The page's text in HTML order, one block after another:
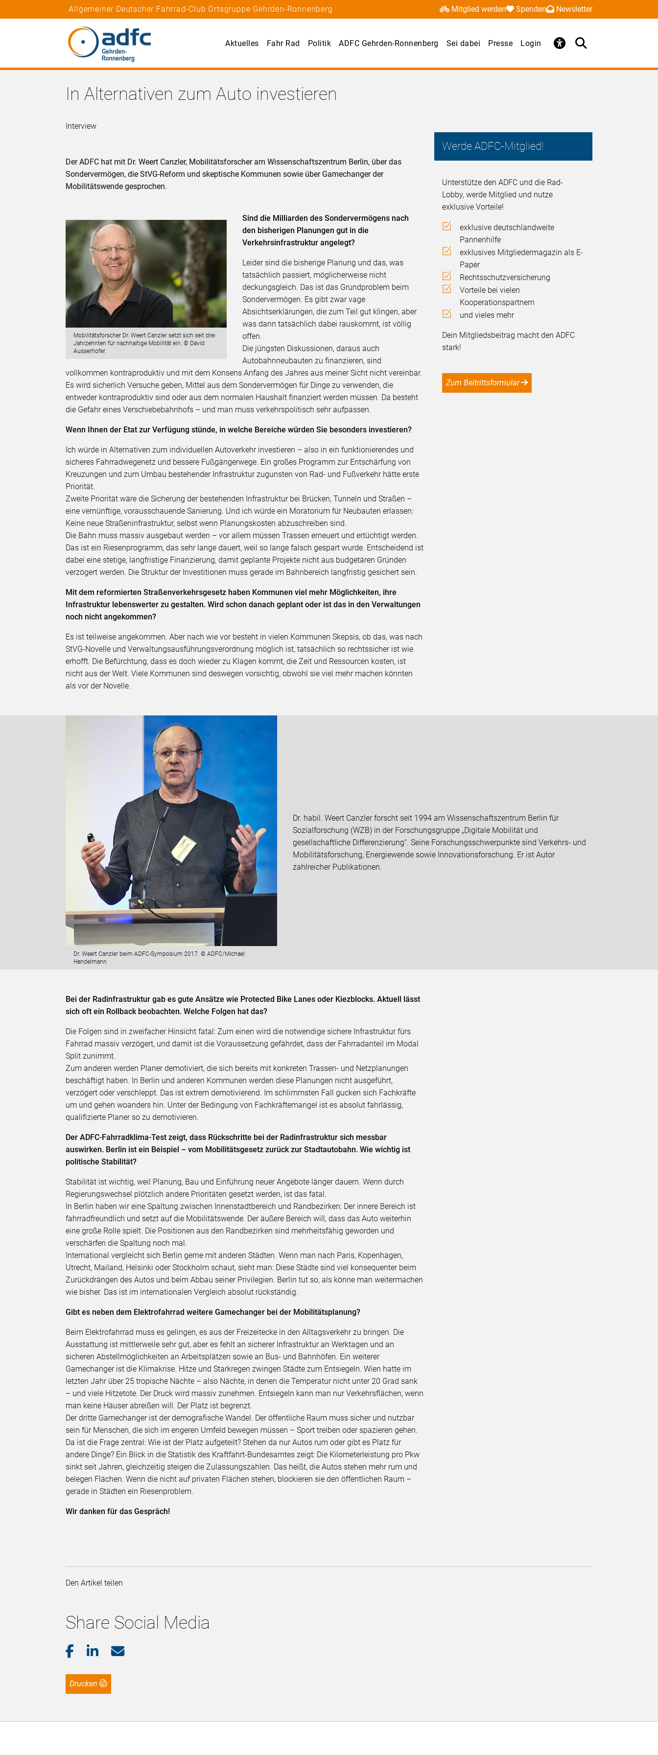
Allgemeiner Deutscher Fahrrad-Club Ortsgruppe Gehrden-Ronnenberg Mitglied werden Spenden Newsletter
Aktuelles Fahr Rad Politik ADFC Gehrden-Ronnenberg Sei dabei Presse Login
In Alternativen zum Auto investieren
Interview
Werde ADFC-Mitglied!
Unterstütze den ADFC und die Rad-
Lobby, werde Mitglied und nutze
exklusive Vorteile!
exklusive deutschlandweite
Pannenhilfe
exklusives Mitgliedermagazin als E-
Paper
Rechtsschutzversicherung
Vorteile bei vielen
Kooperationspartnern
und vieles mehr
Dein Mitgliedsbeitrag macht den ADFC
stark!
Zum Beitrittsformular
Der ADFC hat mit Dr. Weert Canzler, Mobilitätsforscher am Wissenschaftszentrum Berlin, über das
Sondervermögen, die StVG-Reform und skeptische Kommunen sowie über Gamechanger der
Mobilitätswende gesprochen.
Mobilitätsforscher Dr. Weert Canzler setzt sich seit drei
Jahrzehnten für nachhaltige Mobilität ein. © David
Ausserhofer
Sind die Milliarden des Sondervermögens nach
den bisherigen Planungen gut in die
Verkehrsinfrastruktur angelegt?
Leider sind die bisherige Planung und das, was
tatsächlich passiert, möglicherweise nicht
deckungsgleich. Das ist das Grundproblem beim
Sondervermögen. Es gibt zwar vage
Absichtserklärungen, die zum Teil gut klingen, aber
was dann tatsächlich dabei rauskommt, ist völlig
offen.
Die jüngsten Diskussionen, daraus auch
Autobahnneubauten zu finanzieren, sind
vollkommen kontraproduktiv und mit dem Konsens Anfang des Jahres aus meiner Sicht nicht vereinbar.
Es wird sicherlich Versuche geben, Mittel aus dem Sondervermögen für Dinge zu verwenden, die
entweder kontraproduktiv sind oder aus dem normalen Haushalt finanziert werden müssen. Da besteht
die Gefahr eines Verschiebebahnhofs – und man muss verkehrspolitisch sehr aufpassen.
Wenn Ihnen der Etat zur Verfügung stünde, in welche Bereiche würden Sie besonders investieren?
Ich würde in Alternativen zum individuellen Autoverkehr investieren – also in ein funktionierendes und
sicheres Fahrradwegenetz und bessere Fußgängerwege. Ein großes Programm zur Entschärfung von
Kreuzungen und zum Umbau bestehender Infrastruktur zugunsten von Rad- und Fußverkehr hätte erste
Priorität.
Zweite Priorität wäre die Sicherung der bestehenden Infrastruktur bei Brücken, Tunneln und Straßen –
eine vernünftige, vorausschauende Sanierung. Und ich würde ein Moratorium für Neubauten erlassen:
Keine neue Straßeninfrastruktur, selbst wenn Planungskosten abzuschreiben sind.
Die Bahn muss massiv ausgebaut werden – vor allem müssen Trassen erneuert und ertüchtigt werden.
Das ist ein Riesenprogramm, das sehr lange dauert, weil so lange falsch gespart wurde. Entscheidend ist
dabei eine stetige, langfristige Finanzierung, damit geplante Projekte nicht aus budgetären Gründen
verzögert werden. Die Struktur der Investitionen muss gerade im Bahnbereich langfristig gesichert sein.
Mit dem reformierten Straßenverkehrsgesetz haben Kommunen viel mehr Möglichkeiten, ihre
Infrastruktur lebenswerter zu gestalten. Wird schon danach geplant oder ist das in den Verwaltungen
noch nicht angekommen?
Es ist teilweise angekommen. Aber nach wie vor besteht in vielen Kommunen Skepsis, ob das, was nach
StVG-Novelle und Verwaltungsausführungsverordnung möglich ist, tatsächlich so rechtssicher ist wie
erhofft. Die Befürchtung, dass es doch wieder zu Klagen kommt, die Zeit und Ressourcen kosten, ist
nicht aus der Welt. Viele Kommunen sind deswegen vorsichtig, obwohl sie viel mehr machen könnten
als vor der Novelle.
Dr. Weert Canzler beim ADFC-Symposium 2017. © ADFC/Michael
Handelmann
Dr. habil. Weert Canzler forscht seit 1994 am Wissenschaftszentrum Berlin für
Sozialforschung (WZB) in der Forschungsgruppe „Digitale Mobilität und
gesellschaftliche Differenzierung“. Seine Forschungsschwerpunkte sind Verkehrs- und
Mobilitätsforschung, Energiewende sowie Innovationsforschung. Er ist Autor
zahlreicher Publikationen.
Bei der Radinfrastruktur gab es gute Ansätze wie Protected Bike Lanes oder Kiezblocks. Aktuell lässt
sich oft ein Rollback beobachten. Welche Folgen hat das?
Die Folgen sind in zweifacher Hinsicht fatal: Zum einen wird die notwendige sichere Infrastruktur fürs
Fahrrad massiv verzögert, und damit ist die Voraussetzung gefährdet, dass der Fahrradanteil im Modal
Split zunimmt.
Zum anderen werden Planer demotiviert, die sich bereits mit konkreten Trassen- und Netzplanungen
beschäftigt haben. In Berlin und anderen Kommunen werden diese Planungen nicht ausgeführt,
verzögert oder verschleppt. Das ist extrem demotivierend. Im schlimmsten Fall gucken sich Fachkräfte
um und gehen woanders hin. Unter der Bedingung von Fachkräftemangel ist es absolut fahrlässig,
qualifizierte Planer so zu demotivieren.
Der ADFC-Fahrradklima-Test zeigt, dass Rückschritte bei der Radinfrastruktur sich messbar
auswirken. Berlin ist ein Beispiel – vom Mobilitätsgesetz zurück zur Stadtautobahn. Wie wichtig ist
politische Stabilität?
Stabilität ist wichtig, weil Planung, Bau und Einführung neuer Angebote länger dauern. Wenn durch
Regierungswechsel plötzlich andere Prioritäten gesetzt werden, ist das fatal.
In Berlin haben wir eine Spaltung zwischen Innenstadtbereich und Randbezirken: Der innere Bereich ist
fahrradfreundlich und setzt auf die Mobilitätswende. Der äußere Bereich will, dass das Auto weiterhin
eine große Rolle spielt. Die Positionen aus den Randbezirken sind mehrheitsfähig geworden und
verschärfen die Spaltung noch mal.
International vergleicht sich Berlin gerne mit anderen Städten. Wenn man nach Paris, Kopenhagen,
Utrecht, Mailand, Helsinki oder Stockholm schaut, sieht man: Diese Städte sind viel konsequenter beim
Zurückdrängen des Autos und beim Abbau seiner Privilegien. Berlin tut so, als könne man weitermachen
wie bisher. Das ist im internationalen Vergleich absolut rückständig.
Gibt es neben dem Elektrofahrrad weitere Gamechanger bei der Mobilitätsplanung?
Beim Elektrofahrrad muss es gelingen, es aus der Freizeitecke in den Alltagsverkehr zu bringen. Die
Ausstattung ist mittlerweile sehr gut, aber es fehlt an sicherer Infrastruktur an Werktagen und an
sicheren Abstellmöglichkeiten an Arbeitsplätzen sowie an Bus- und Bahnhöfen. Ein weiterer
Gamechanger ist die Klimakrise. Hitze und Starkregen zwingen Städte zum Entsiegeln. Wien hatte im
letzten Jahr über 25 tropische Nächte – also Nächte, in denen die Temperatur nicht unter 20 Grad sank
– und viele Hitzetote. Der Druck wird massiv zunehmen. Entsiegeln kann man nur Verkehrsflächen, wenn
man keine Häuser abreißen will. Der Platz ist begrenzt.
Der dritte Gamechanger ist der demografische Wandel. Der öffentliche Raum muss sicher und nutzbar
sein für Menschen, die sich im engeren Umfeld bewegen müssen – Sport treiben oder spazieren gehen.
Da ist die Frage zentral: Wie ist der Platz aufgeteilt? Stehen da nur Autos rum oder gibt es Platz für
andere Dinge? Ein Blick in die Statistik des Kraftfahrt-Bundesamtes zeigt: Die Kilometerleistung pro Pkw
sinkt seit Jahren, gleichzeitig steigen die Zulassungszahlen. Das heißt, die Autos stehen mehr rum und
belegen Flächen. Wenn die nicht auf privaten Flächen stehen, blockieren sie den öffentlichen Raum –
gerade in Städten ein Riesenproblem.
Wir danken für das Gespräch!
Den Artikel teilen
Share Social Media
Drucken